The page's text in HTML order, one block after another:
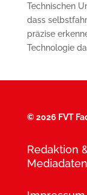
Technischen
dass
präzise
Technologie
©2026 FVT
Redaktion
Mediadaten